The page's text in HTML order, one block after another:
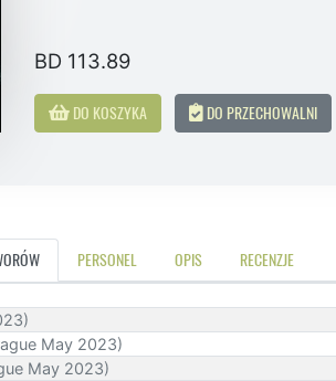
BD 113.89
DO KOSZYKA DO PRZECHOWALNI
PERSONEL OPIS RECENZJE
May 2023)
May 2023)